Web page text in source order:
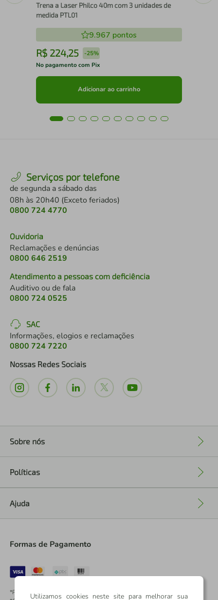
Trena a Laser Philco 40m com 3 unidades de
medida PTL01
9.967 pontos
R$ 224,25 -25%
No pagamento com Pix
Adicionar ao carrinho
Serviços por telefone
de segunda a sábado das
08h às 20h40 (Exceto feriados)
0800 724 4770
Ouvidoria
Reclamações e denúncias
0800 646 2519
Atendimento a pessoas com deficiência
Auditivo ou de fala
0800 724 0525
SAC
Informações, elogios e reclamações
0800 724 7220
Nossas Redes Sociais
Sobre nós
Políticas
Ajuda
Formas de Pagamento
*Pontos dos Cartões Sicredi
Utilizamos cookies neste site para melhorar sua